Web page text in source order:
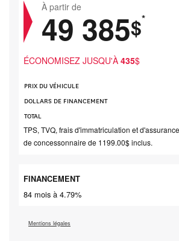
À partir de
49 385$*
ÉCONOMISEZ JUSQU'À 435$
PRIX DU VÉHICULE
DOLLARS DE FINANCEMENT
TOTAL
TPS, TVQ, frais d'immatriculation et
de concessonnaire de 1199.00$ inclus.
FINANCEMENT
84 mois à 4.79%
Mentions légales